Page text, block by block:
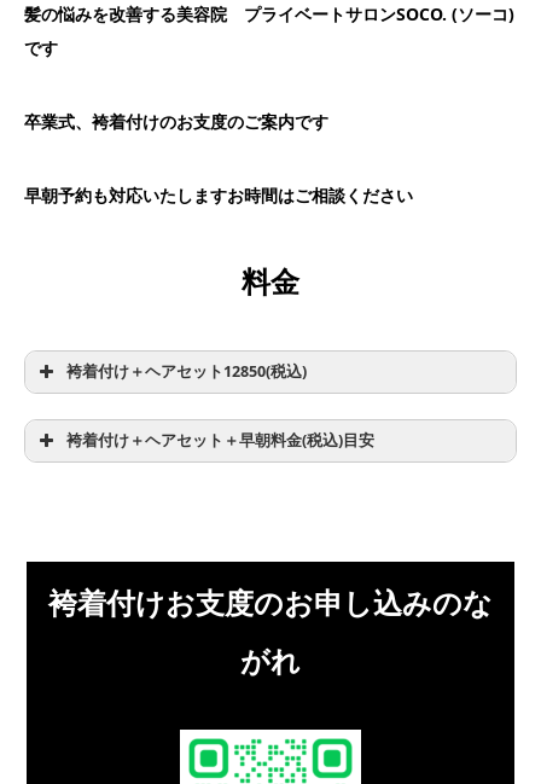
髪の悩みを改善する美容院 プライベートサロンSOCO. (ソーコ)
です
卒業式、袴着付けのお支度のご案内です
早朝予約も対応いたしますお時間はご相談ください
料金
袴着付け＋ヘアセット12850(税込)
袴着付け＋ヘアセット＋早朝料金(税込)目安
袴着付けお支度のお申し込みのな
がれ